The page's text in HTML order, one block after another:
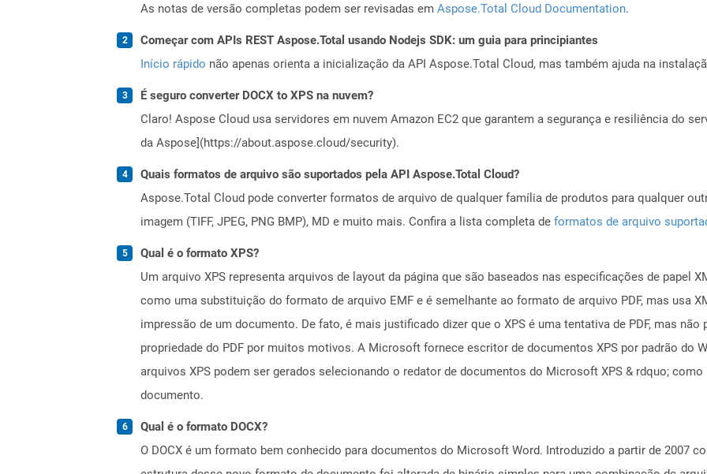
As notas de versão completas podem ser revisadas em Aspose.Total Cloud Documentation.
Começar com APIs REST Aspose.Total usando Nodejs SDK: um guia para principiantes
Início rápido não apenas orienta a inicialização da API Aspose.Total Cloud, mas também ajuda na
É seguro converter DOCX to XPS na nuvem?
Claro! Aspose Cloud usa servidores em nuvem Amazon EC2 que garantem a segurança e resiliência do
da Aspose](https://about.aspose.cloud/security).
Quais formatos de arquivo são suportados pela API Aspose.Total Cloud?
Aspose.Total Cloud pode converter formatos de arquivo de qualquer família de produtos para qualquer
imagem (TIFF, JPEG, PNG BMP), MD e muito mais. Confira a lista completa de formatos de arquivo
Qual é o formato XPS?
Um arquivo XPS representa arquivos de layout da página que são baseados nas especificações de papel
como uma substituição do formato de arquivo EMF e é semelhante ao formato de arquivo PDF, mas usa
impressão de um documento. De fato, é mais justificado dizer que o XPS é uma tentativa de PDF, mas
propriedade do PDF por muitos motivos. A Microsoft fornece escritor de documentos XPS por padrão do
arquivos XPS podem ser gerados selecionando o redator de documentos do Microsoft XPS & rdquo;
documento.
Qual é o formato DOCX?
O DOCX é um formato bem conhecido para documentos do Microsoft Word. Introduzido a partir de 2007